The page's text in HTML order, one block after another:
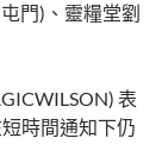
門)、靈糧堂劉
表
時間通知下仍